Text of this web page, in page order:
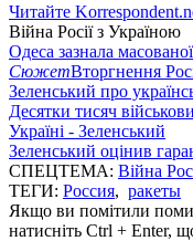
Читайте
Війна Росії з Україною
Одеса зазнала
СюжетВторгнення
Зеленський про
Десятки тисяч
Україні - Зеленський
Зеленський оцінив
СПЕЦТЕМА: Війна
ТЕГИ: Россия, ракеты
Якщо ви помітили
натисніть Ctrl + Enter,